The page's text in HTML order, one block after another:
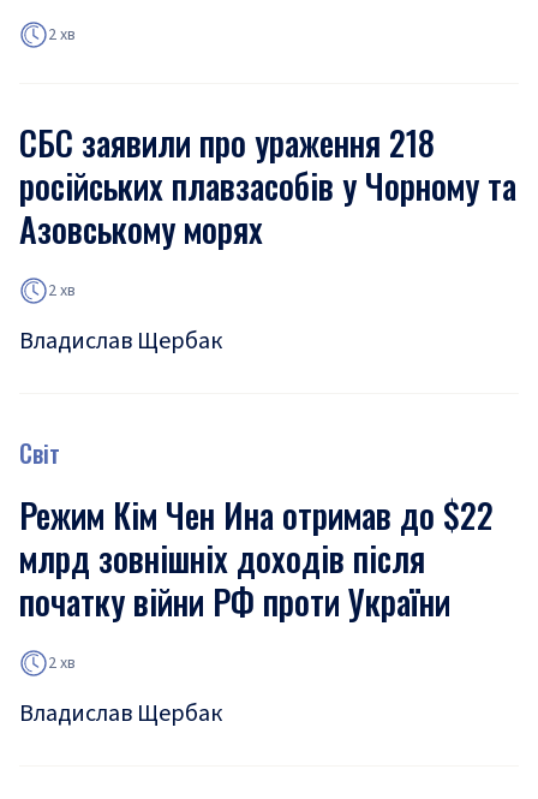
2 хв
СБС заявили про ураження 218
російських плавзасобів у Чорному та
Азовському морях
2 хв
Владислав Щербак
Світ
Режим Кім Чен Ина отримав до $22
млрд зовнішніх доходів після
початку війни РФ проти України
2 хв
Владислав Щербак